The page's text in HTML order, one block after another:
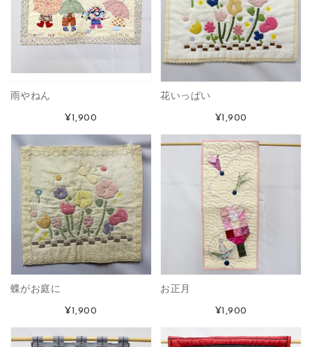
雨やねん
¥1,900
花いっぱい
¥1,900
蝶がお庭に
¥1,900
お正月
¥1,900